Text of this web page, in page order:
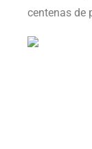
centenas de